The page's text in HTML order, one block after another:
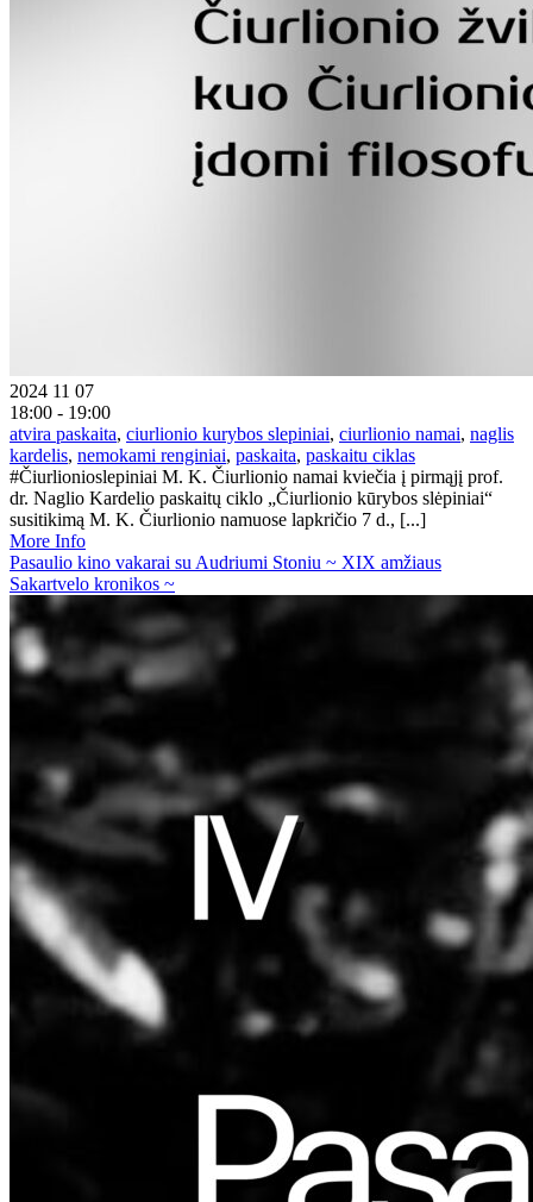
2024 11 07
18:00 - 19:00
atvira paskaita, ciurlionio kurybos slepiniai, ciurlionio namai, naglis
kardelis, nemokami renginiai, paskaita, paskaitu ciklas
#Čiurlionioslepiniai M. K. Čiurlionio namai kviečia į pirmąjį prof.
dr. Naglio Kardelio paskaitų ciklo „Čiurlionio kūrybos slėpiniai“
susitikimą M. K. Čiurlionio namuose lapkričio 7 d., [...]
More Info
Pasaulio kino vakarai su Audriumi Stoniu ~ XIX amžiaus
Sakartvelo kronikos ~